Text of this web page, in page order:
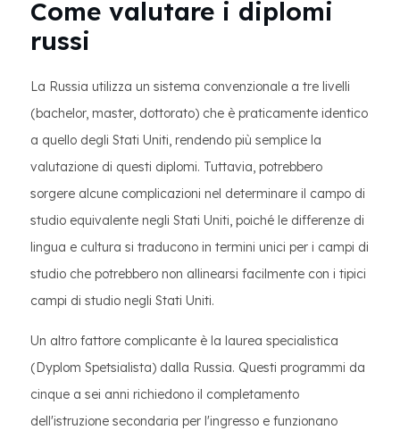
Come valutare i diplomi
russi
La Russia utilizza un sistema convenzionale a tre livelli
(bachelor, master, dottorato) che è praticamente identico
a quello degli Stati Uniti, rendendo più semplice la
valutazione di questi diplomi. Tuttavia, potrebbero
sorgere alcune complicazioni nel determinare il campo di
studio equivalente negli Stati Uniti, poiché le differenze di
lingua e cultura si traducono in termini unici per i campi di
studio che potrebbero non allinearsi facilmente con i tipici
campi di studio negli Stati Uniti.
Un altro fattore complicante è la laurea specialistica
(Dyplom Spetsialista) dalla Russia. Questi programmi da
cinque a sei anni richiedono il completamento
dell'istruzione secondaria per l'ingresso e funzionano